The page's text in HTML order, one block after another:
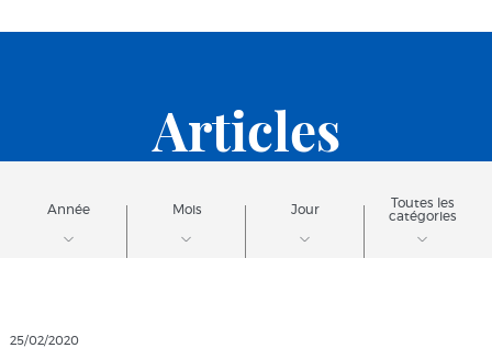
Articles
Année Mois Jour
Toutes les
catégories
25/02/2020